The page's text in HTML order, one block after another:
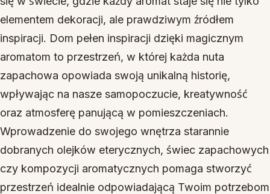
elementem dekoracji, ale prawdziwym źródłem
inspiracji. Dom pełen inspiracji dzięki magicznym
aromatom to przestrzeń, w której każda nuta
zapachowa opowiada swoją unikalną historię,
wpływając na nasze samopoczucie, kreatywność
oraz atmosferę panującą w pomieszczeniach.
Wprowadzenie do swojego wnętrza starannie
dobranych olejków eterycznych, świec zapachowych
czy kompozycji aromatycznych pomaga stworzyć
przestrzeń idealnie odpowiadającą Twoim potrzebom